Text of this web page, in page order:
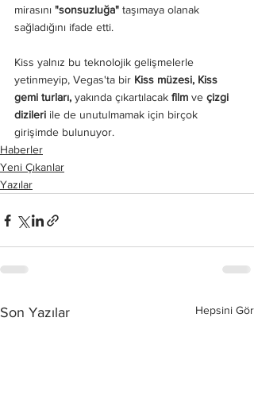
mirasını "sonsuzluğa" taşımaya olanak
sağladığını ifade etti.
Kiss yalnız bu teknolojik gelişmelerle
yetinmeyip, Vegas'ta bir Kiss müzesi, Kiss
gemi turları, yakında çıkartılacak film ve çizgi
dizileri ile de unutulmamak için birçok
girişimde bulunuyor.
Haberler
Yeni Çıkanlar
Yazılar
Son Yazılar Hepsini Gör